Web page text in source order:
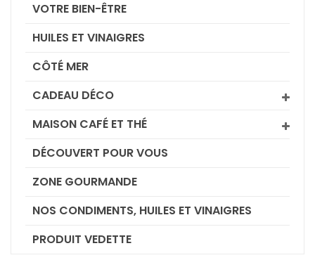
VOTRE BIEN-ÊTRE
HUILES ET VINAIGRES
CÔTÉ MER
CADEAU DÉCO
MAISON CAFÉ ET THÉ
DÉCOUVERT POUR VOUS
ZONE GOURMANDE
NOS CONDIMENTS, HUILES ET VINAIGRES
PRODUIT VEDETTE